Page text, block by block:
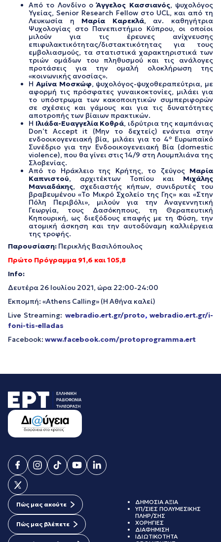
Από το Λονδίνο οΆγγελος Κασσιανός, ψυχολόγος
Υγείας, Senior Research Fellow στο UCL, και από τη
Λευκωσία η Μαρία Καρεκλά, αν. καθηγήτρια
Ψυχολογίας στο Πανεπιστήμιο Κύπρου, οι οποίοι
μιλούν για τις έρευνες ανίχνευσης
επιφυλακτικότητας/διστακτικότητας για τους
εμβολιασμούς, τα στατιστικά χαρακτηριστικά των
τριών ομάδων του πληθυσμού και τις ανάλογες
προτάσεις για την ομαλή ολοκλήρωση της
«κοινωνικής ανοσίας».
Η Αμίνα Μοσκώφ, ψυχολόγος-ψυχοθεραπεύτρια, με
αφορμή τις πρόσφατες γυναικοκτονίες, μιλάει για
το υπόστρωμα των κακοποιητικών συμπεριφορών
σε σχέσεις και γάμους και για τις δυνατότητες
αποτροπής των βίαιων πρακτικών.
Η Ιλιάδα-Ευαγγελία Κοθρά, ιδρύτρια της καμπάνιας
Don’t Accept it (Μην το δεχτείς) ενάντια στην
ενδοοικογενειακή βία, μιλάει για το 4οΕυρωπαϊκό
Συνέδριο για την Ενδοοικογενειακή Βία (domestic
violence), που θα γίνει στις 14/9 στη Λουμπλιάνα της
Σλοβενίας.
Από το Ηράκλειο της Κρήτης, το ζεύγος Μαρία
Καπνιστού, αρχιτέκτων Τοπίου και Μιχάλης
Μανιαδάκης, σχεδιαστής κήπων, συνιδρυτές του
βραβευμένου «Το Μικρό Σχολείο της Γης» και «Στην
Πόλη Περιβόλι», μιλούν για την Αναγεννητική
Γεωργία, τους Δασόκηπους, τη Θεραπευτική
Κηπουρική, ως διεξόδους επαφής με τη Φύση, την
ατομική άσκηση και την αυτοδύναμη καλλιέργεια
της τροφής.
Παρουσίαση: Περικλής Βασιλόπουλος
Πρώτο Πρόγραμμα 91,6 και 105,8
Info:
Δευτέρα 26 Ιουλίου 2021, ώρα 22:00-24:00
Εκπομπή: «Athens Calling» (Η Αθήνα καλεί)
Live Streaming: webradio.ert.gr/proto,webradio.ert.gr/i-
foni-tis-elladas
Facebook: www.facebook.com/protoprogramma.ert
Πώς μας ακούτε
Πώς μας βλέπετε
ΔΗΜΟΣΙΑ ΑΞΙΑ
ΥΠ/ΣΙΕΣ ΠΟΛΥΜΕΣΙΚΗΣ
ΠΛΗΡ/ΣΗΣ
ΧΟΡΗΓΙΕΣ
ΔΙΑΦΗΜΙΣΗ
ΙΔΙΩΤΙΚΟΤΗΤΑ